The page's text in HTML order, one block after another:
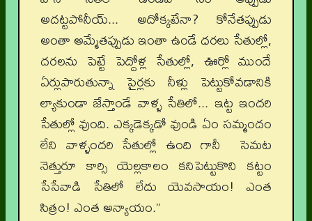
అదట్టపోనీయ్... అదోక్కటేనా? కోనేతప్పుడు
అంతా అమ్మేతప్పుడు ఇంతా ఉండే ధరలు సేతుల్లో,
దరలను పెట్టే పెద్దోళ్ల సేతుల్లో, ఊర్లో ముందే
ఏర్లుపారుతున్నా పైర్లకు నీళ్లు పెట్టుకోవడానికి
ల్యాకుండా జేస్తాండే వాళ్ళ సేతిలో... ఇట్ట ఇందరి
సేతుల్లో వుంది. ఎక్కడెక్కడో వుండి ఏం సమ్మందం
లేని వాళ్ళందరి సేతుల్లో ఉంది గానీ సెమట
నెత్తురూ కార్సి యెల్లకాలం కనిపెట్టుకొని కట్టం
సేసేవాడి సేతిలో లేదు యెవసాయం! ఎంత
సిత్రం! ఎంత అన్యాయం.”